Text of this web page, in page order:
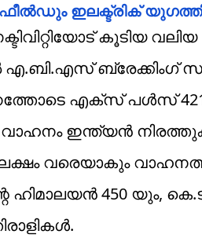
ഇലക്ട്രിക്
കൂടിയ
ബ്രേക്കിംഗ്
എക്‌സ് പള്‍സ് 421
ഇന്ത്യന്‍
വരെയാകും
ഹിമാലയന്‍ 450 യും,